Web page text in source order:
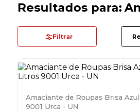
Filtrar
Amaciante de Roupas Brisa
9001 Urca - UN
mala
5º pasta
º desinfetante